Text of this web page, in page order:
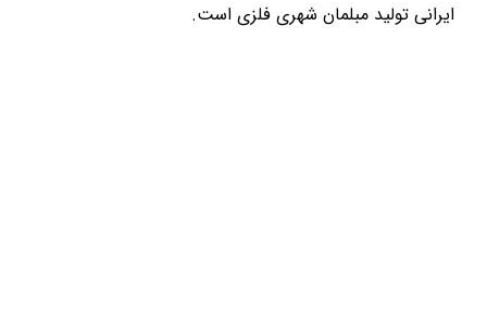
ایرانی تولید مبلمان شهری فلزی است.